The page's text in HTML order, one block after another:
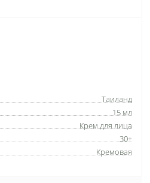
Таиланд
15 мл
Крем для лица
30+
Кремовая